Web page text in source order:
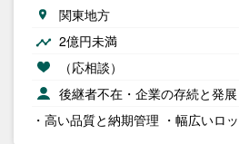
関東地方
2億円未満
（応相談）
後継者不在・企業の存続と発展
・高い品質と納期管理 ・幅広いロ